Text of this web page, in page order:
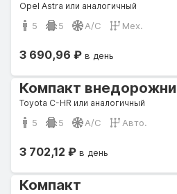
Opel Astra или аналогичный
5 5 A/C Мех.
3 690,96 ₽ в день
Компакт
Toyota C-HR или аналогичный
5 5 A/C Авто.
3 702,12 ₽ в день
Компакт